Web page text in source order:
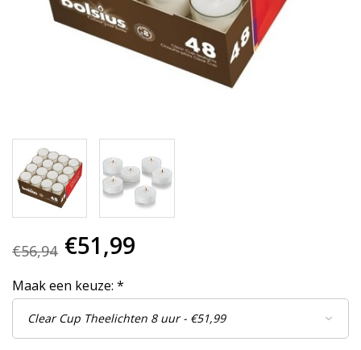
€56,94 €51,99
Maak een keuze: *